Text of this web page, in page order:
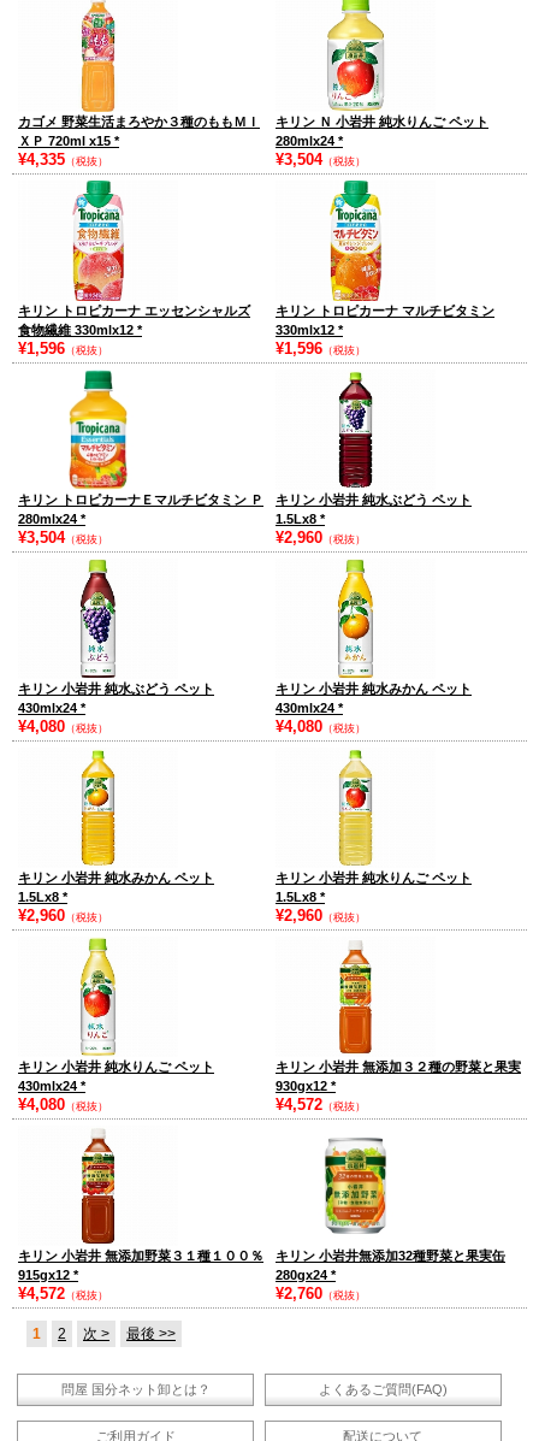
カゴメ 野菜生活まろやか３種のももＭＩ
ＸＰ 720ml x15 *
¥4,335 （税抜）
キリン Ｎ 小岩井 純水りんご ペット
280mlx24 *
¥3,504（税抜）
キリン トロピカーナ エッセンシャルズ
食物繊維 330mlx12 *
¥1,596 （税抜）
キリン トロピカーナ マルチビタミン
330mlx12 *
¥1,596 （税抜）
キリン トロピカーナＥマルチビタミン Ｐ
280mlx24 *
¥3,504（税抜）
キリン 小岩井 純水ぶどう ペット
1.5Lx8 *
¥2,960 （税抜）
キリン 小岩井 純水ぶどう ペット
430mlx24 *
¥4,080 （税抜）
キリン 小岩井 純水みかん ペット
430mlx24 *
¥4,080 （税抜）
キリン 小岩井 純水みかん ペット
1.5Lx8 *
¥2,960 （税抜）
キリン 小岩井 純水りんご ペット
1.5Lx8 *
¥2,960 （税抜）
キリン 小岩井 純水りんご ペット
430mlx24 *
¥4,080 （税抜）
キリン 小岩井 無添加３２種の野菜と果実
930gx12 *
¥4,572 （税抜）
キリン 小岩井 無添加野菜３１種１００％
915gx12 *
¥4,572 （税抜）
キリン 小岩井無添加32種野菜と果実缶
280gx24 *
¥2,760 （税抜）
1 2 次 > 最後 >>
問屋 国分ネット卸とは？ よくあるご質問(FAQ)
ご利用ガイド 配送について